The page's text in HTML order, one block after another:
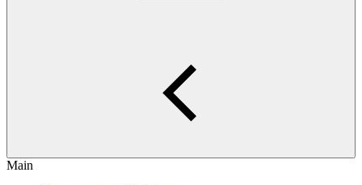
Main